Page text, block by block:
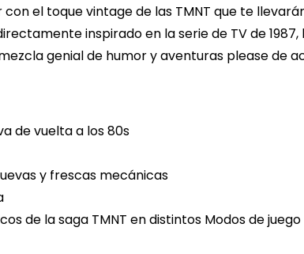
el toque vintage de las TMNT que te
inspirado en la serie de TV de
genial de humor y aventuras please de
de vuelta a los 80s
y frescas mecánicas
de la saga TMNT en distintos Modos de juego